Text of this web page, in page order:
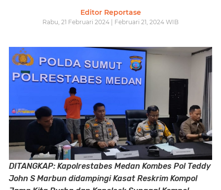
Editor Reportase
Rabu, 21 Februari 2024 | Februari 21, 2024 WIB
DITANGKAP: Kapolrestabes Medan Kombes Pol Teddy
John S Marbun didampingi Kasat Reskrim Kompol